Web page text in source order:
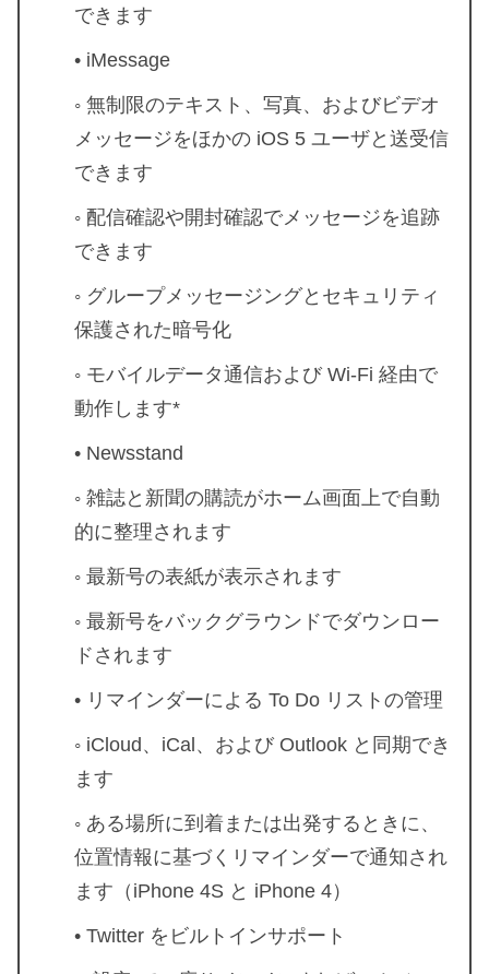
できます
• iMessage
◦ 無制限のテキスト、写真、およびビデオ
メッセージをほかの iOS 5 ユーザと送受信
できます
◦ 配信確認や開封確認でメッセージを追跡
できます
◦ グループメッセージングとセキュリティ
保護された暗号化
◦ モバイルデータ通信および Wi-Fi 経由で
動作します*
• Newsstand
◦ 雑誌と新聞の購読がホーム画面上で自動
的に整理されます
◦ 最新号の表紙が表示されます
◦ 最新号をバックグラウンドでダウンロー
ドされます
• リマインダーによる To Do リストの管理
◦ iCloud、iCal、および Outlook と同期でき
ます
◦ ある場所に到着または出発するときに、
位置情報に基づくリマインダーで通知され
ます（iPhone 4S と iPhone 4）
• Twitter をビルトインサポート